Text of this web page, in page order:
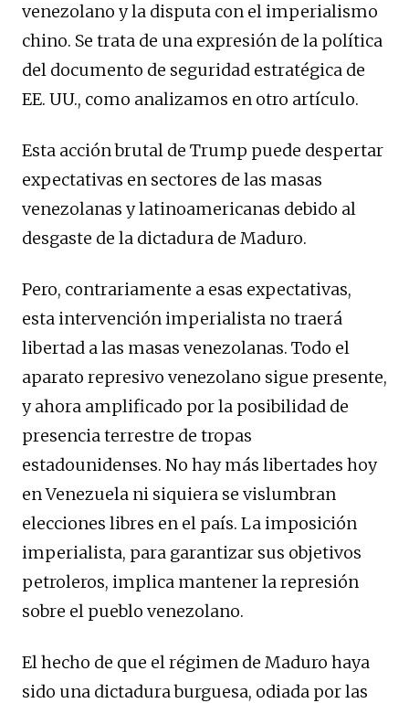
venezolano y la disputa con el imperialismo
chino. Se trata de una expresión de la política
del documento de seguridad estratégica de
EE. UU., como analizamos en otro artículo.
Esta acción brutal de Trump puede despertar
expectativas en sectores de las masas
venezolanas y latinoamericanas debido al
desgaste de la dictadura de Maduro.
Pero, contrariamente a esas expectativas,
esta intervención imperialista no traerá
libertad a las masas venezolanas. Todo el
aparato represivo venezolano sigue presente,
y ahora amplificado por la posibilidad de
presencia terrestre de tropas
estadounidenses. No hay más libertades hoy
en Venezuela ni siquiera se vislumbran
elecciones libres en el país. La imposición
imperialista, para garantizar sus objetivos
petroleros, implica mantener la represión
sobre el pueblo venezolano.
El hecho de que el régimen de Maduro haya
sido una dictadura burguesa, odiada por las